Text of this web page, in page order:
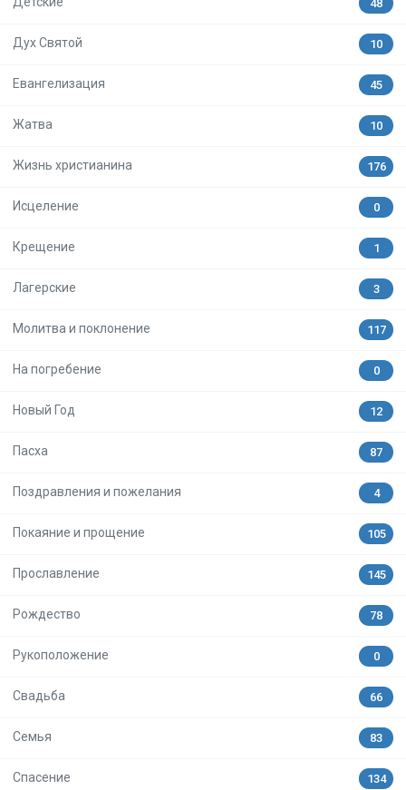
48
Дух Святой 10
Евангелизация 45
Жатва 10
Жизнь христианина 176
Исцеление 0
Крещение 1
Лагерские 3
Молитва и поклонение 117
На погребение 0
Новый Год 12
Пасха 87
Поздравления и пожелания 4
Покаяние и прощение 105
Прославление 145
Рождество 78
Рукоположение 0
Свадьба 66
Семья 83
Спасение 134